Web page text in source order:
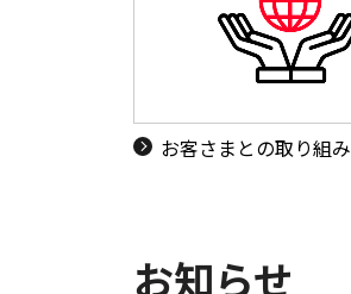
お客さまとの取り組み
お知らせ